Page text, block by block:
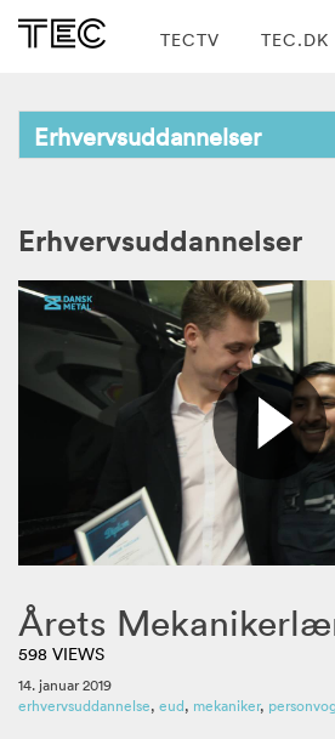
TECTV TEC.DK
Erhvervsuddannelser
Årets
598 VIEWS
14. januar 2019
erhvervsuddannelse, eud, mekaniker,